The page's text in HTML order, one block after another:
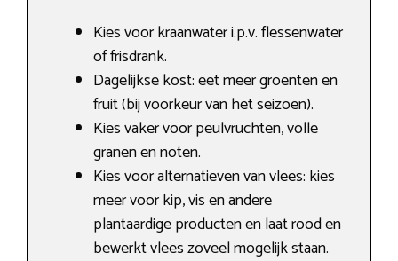
Kies voor kraanwater i.p.v. flessenwater
of frisdrank.
Dagelijkse kost: eet meer groenten en
fruit (bij voorkeur van het seizoen).
Kies vaker voor peulvruchten, volle
granen en noten.
Kies voor alternatieven van vlees: kies
meer voor kip, vis en andere
plantaardige producten en laat rood en
bewerkt vlees zoveel mogelijk staan.